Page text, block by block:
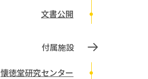
文書公開
付属施設
懐徳堂研究センター